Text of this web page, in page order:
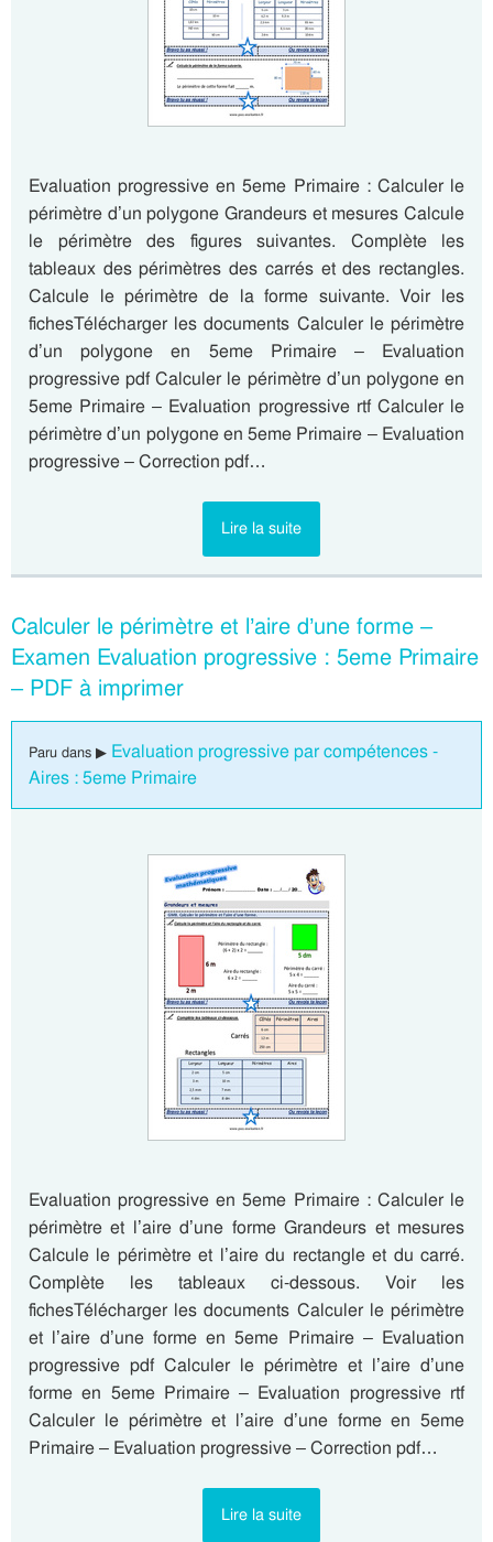
Evaluation progressive en 5eme Primaire : Calculer le
périmètre d’un polygone Grandeurs et mesures Calcule
le périmètre des figures suivantes. Complète les
tableaux des périmètres des carrés et des rectangles.
Calcule le périmètre de la forme suivante. Voir les
fichesTélécharger les documents Calculer le périmètre
d’un polygone en 5eme Primaire – Evaluation
progressive pdf Calculer le périmètre d’un polygone en
5eme Primaire – Evaluation progressive rtf Calculer le
périmètre d’un polygone en 5eme Primaire – Evaluation
progressive – Correction pdf…
Lire la suite
Calculer le périmètre et l’aire d’une forme –
Examen Evaluation progressive : 5eme Primaire
– PDF à imprimer
Paru dans ▶ Evaluation progressive par compétences -
Aires : 5eme Primaire
Evaluation progressive en 5eme Primaire : Calculer le
périmètre et l’aire d’une forme Grandeurs et mesures
Calcule le périmètre et l’aire du rectangle et du carré.
Complète les tableaux ci-dessous. Voir les
fichesTélécharger les documents Calculer le périmètre
et l’aire d’une forme en 5eme Primaire – Evaluation
progressive pdf Calculer le périmètre et l’aire d’une
forme en 5eme Primaire – Evaluation progressive rtf
Calculer le périmètre et l’aire d’une forme en 5eme
Primaire – Evaluation progressive – Correction pdf…
Lire la suite